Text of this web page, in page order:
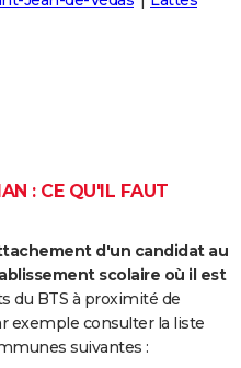
: CE QU'IL FAUT
d'un candidat au
scolaire où il est
du BTS à proximité de
exemple consulter la liste
suivantes :